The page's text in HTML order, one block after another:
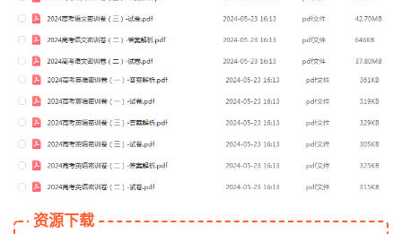
资源下载